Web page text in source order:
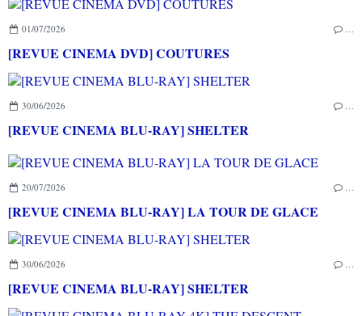
01/07/2026 …
[REVUE CINEMA DVD] COUTURES
30/06/2026 …
[REVUE CINEMA BLU-RAY] SHELTER
20/07/2026 …
[REVUE CINEMA BLU-RAY] LA TOUR DE GLACE
30/06/2026 …
[REVUE CINEMA BLU-RAY] SHELTER